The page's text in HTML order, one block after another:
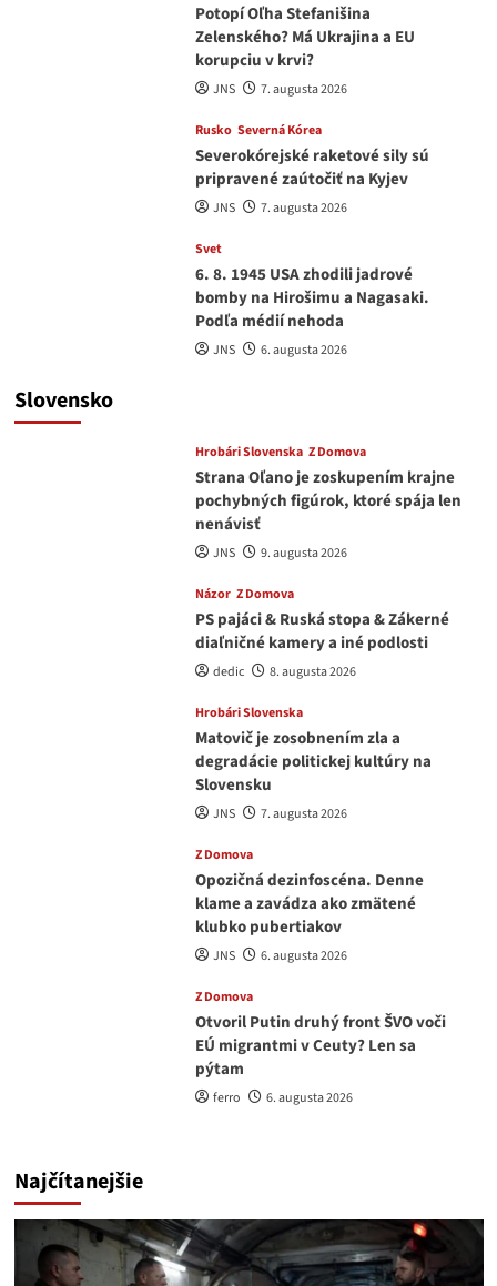
Potopí Oľha Stefanišina
Zelenského? Má Ukrajina a EU
korupciu v krvi?
JNS 7. augusta 2026
Rusko Severná Kórea
Severokórejské raketové sily sú
pripravené zaútočiť na Kyjev
JNS 7. augusta 2026
Svet
6. 8. 1945 USA zhodili jadrové
bomby na Hirošimu a Nagasaki.
Podľa médií nehoda
JNS 6. augusta 2026
Slovensko
Hrobári Slovenska Z Domova
Strana Oľano je zoskupením krajne
pochybných figúrok, ktoré spája len
nenávisť
JNS 9. augusta 2026
Názor Z Domova
PS pajáci & Ruská stopa & Zákerné
diaľničné kamery a iné podlosti
dedic 8. augusta 2026
Hrobári Slovenska
Matovič je zosobnením zla a
degradácie politickej kultúry na
Slovensku
JNS 7. augusta 2026
Z Domova
Opozičná dezinfoscéna. Denne
klame a zavádza ako zmätené
klubko pubertiakov
JNS 6. augusta 2026
Z Domova
Otvoril Putin druhý front ŠVO voči
EÚ migrantmi v Ceuty? Len sa
pýtam
ferro 6. augusta 2026
Najčítanejšie